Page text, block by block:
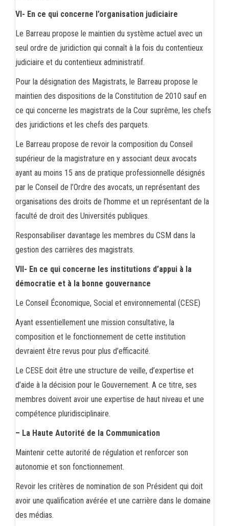
VI- En ce qui concerne l’organisation judiciaire
Le Barreau propose le maintien du système actuel avec un
seul ordre de juridiction qui connaît à la fois du contentieux
judiciaire et du contentieux administratif.
Pour la désignation des Magistrats, le Barreau propose le
maintien des dispositions de la Constitution de 2010 sauf en
ce qui concerne les magistrats de la Cour suprême, les chefs
des juridictions et les chefs des parquets.
Le Barreau propose de revoir la composition du Conseil
supérieur de la magistrature en y associant deux avocats
ayant au moins 15 ans de pratique professionnelle désignés
par le Conseil de l’Ordre des avocats, un représentant des
organisations des droits de l’homme et un représentant de la
faculté de droit des Universités publiques.
Responsabiliser davantage les membres du CSM dans la
gestion des carrières des magistrats.
VII- En ce qui concerne les institutions d’appui à la
démocratie et à la bonne gouvernance
Le Conseil Économique, Social et environnemental (CESE)
Ayant essentiellement une mission consultative, la
composition et le fonctionnement de cette institution
devraient être revus pour plus d’efficacité.
Le CESE doit être une structure de veille, d’expertise et
d’aide à la décision pour le Gouvernement. A ce titre, ses
membres doivent avoir une expertise de haut niveau et une
compétence pluridisciplinaire.
– La Haute Autorité de la Communication
Maintenir cette autorité de régulation et renforcer son
autonomie et son fonctionnement.
Revoir les critères de nomination de son Président qui doit
avoir une qualification avérée et une carrière dans le domaine
des médias.